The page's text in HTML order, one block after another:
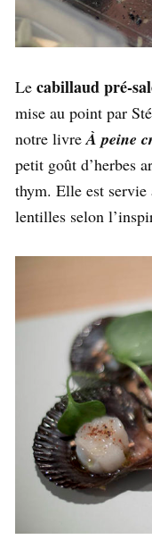
Le cabillaud pré-
mise au point par
notre livreÀ peine
petit goût d’herbes
thym. Elle est servie
lentilles selon